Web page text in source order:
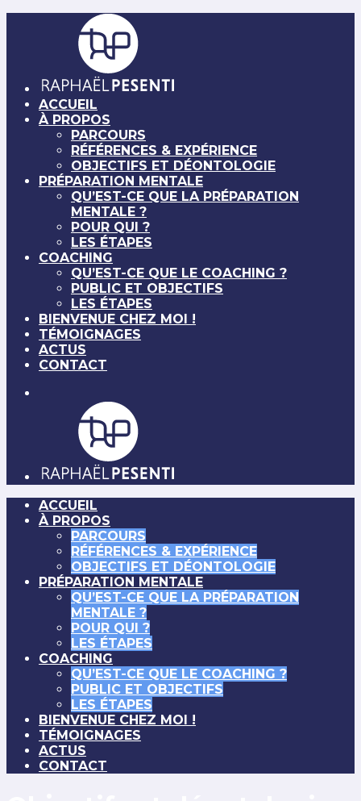
ACCUEIL
À PROPOS
PARCOURS
RÉFÉRENCES & EXPÉRIENCE
OBJECTIFS ET DÉONTOLOGIE
PRÉPARATION MENTALE
QU’EST-CE QUE LA PRÉPARATION
MENTALE ?
POUR QUI ?
LES ÉTAPES
COACHING
QU’EST-CE QUE LE COACHING ?
PUBLIC ET OBJECTIFS
LES ÉTAPES
BIENVENUE CHEZ MOI !
TÉMOIGNAGES
ACTUS
CONTACT
ACCUEIL
À PROPOS
PARCOURS
RÉFÉRENCES & EXPÉRIENCE
OBJECTIFS ET DÉONTOLOGIE
PRÉPARATION MENTALE
QU’EST-CE QUE LA PRÉPARATION
MENTALE ?
POUR QUI ?
LES ÉTAPES
COACHING
QU’EST-CE QUE LE COACHING ?
PUBLIC ET OBJECTIFS
LES ÉTAPES
BIENVENUE CHEZ MOI !
TÉMOIGNAGES
ACTUS
CONTACT